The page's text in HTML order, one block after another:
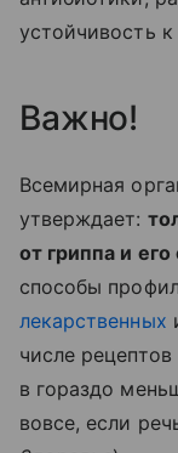
устойчивость
Важно!
Всемирная
утверждает:
от гриппа и
способы
лекарственных
числе
в гораздо
вовсе, если